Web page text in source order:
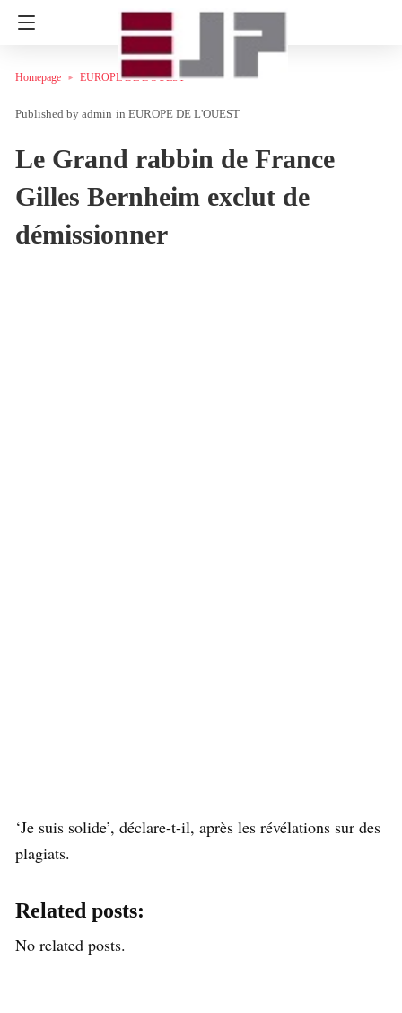
Homepage EUROPE DE L'OUEST
admin in EUROPE DE L'OUEST
Le Grand rabbin de France
Gilles Bernheim exclut de
démissionner
‘Je suis solide’, déclare-t-il, après les révélations sur des
plagiats.
Related posts:
No related posts.